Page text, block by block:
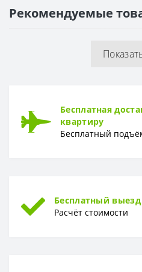
ПОВЕРХНОСТЬ
Рекомендуемые
Бесплатная
квартиру
Бесплатный
Бесплатный
Расчёт стоимости